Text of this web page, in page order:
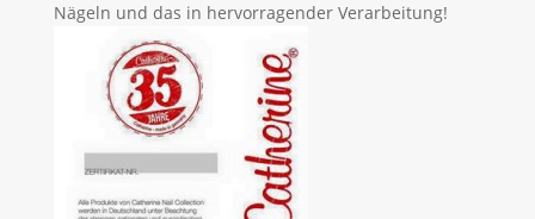
Nägeln und das in hervorragender Verarbeitung!